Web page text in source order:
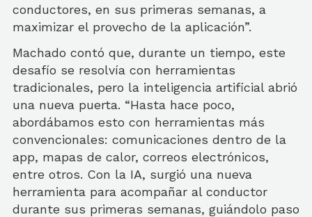
conductores, en sus primeras semanas, a
maximizar el provecho de la aplicación”.
Machado contó que, durante un tiempo, este
desafío se resolvía con herramientas
tradicionales, pero la inteligencia artificial abrió
una nueva puerta. “Hasta hace poco,
abordábamos esto con herramientas más
convencionales: comunicaciones dentro de la
app, mapas de calor, correos electrónicos,
entre otros. Con la IA, surgió una nueva
herramienta para acompañar al conductor
durante sus primeras semanas, guiándolo paso